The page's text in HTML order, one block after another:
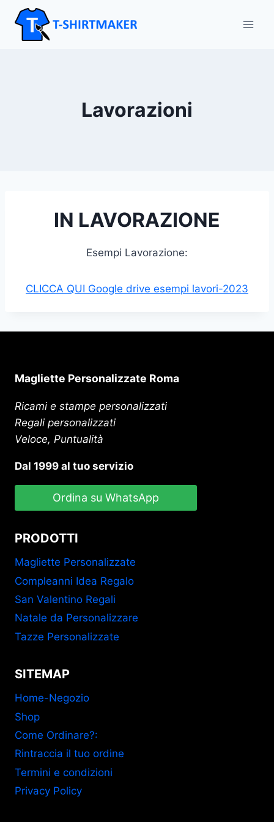
Salta
contenuto
Lavorazioni
IN LAVORAZIONE
Esempi Lavorazione:
CLICCA QUI Google drive esempi lavori-2023
Magliette Personalizzate Roma
Ricami e stampe personalizzati
Regali personalizzati
Veloce, Puntualità
Dal 1999 al tuo servizio
Ordina su WhatsApp
PRODOTTI
Magliette Personalizzate
Compleanni Idea Regalo
San Valentino Regali
Natale da Personalizzare
Tazze Personalizzate
SITEMAP
Home-Negozio
Shop
Come Ordinare?:
Rintraccia il tuo ordine
Termini e condizioni
Privacy Policy